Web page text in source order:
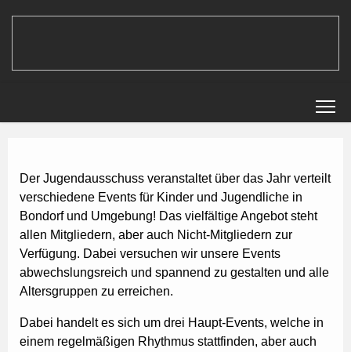
Der Jugendausschuss veranstaltet über das Jahr verteilt
verschiedene Events für Kinder und Jugendliche in
Bondorf und Umgebung! Das vielfältige Angebot steht
allen Mitgliedern, aber auch Nicht-Mitgliedern zur
Verfügung. Dabei versuchen wir unsere Events
abwechslungsreich und spannend zu gestalten und alle
Altersgruppen zu erreichen.
Dabei handelt es sich um drei Haupt-Events, welche in
einem regelmäßigen Rhythmus stattfinden, aber auch